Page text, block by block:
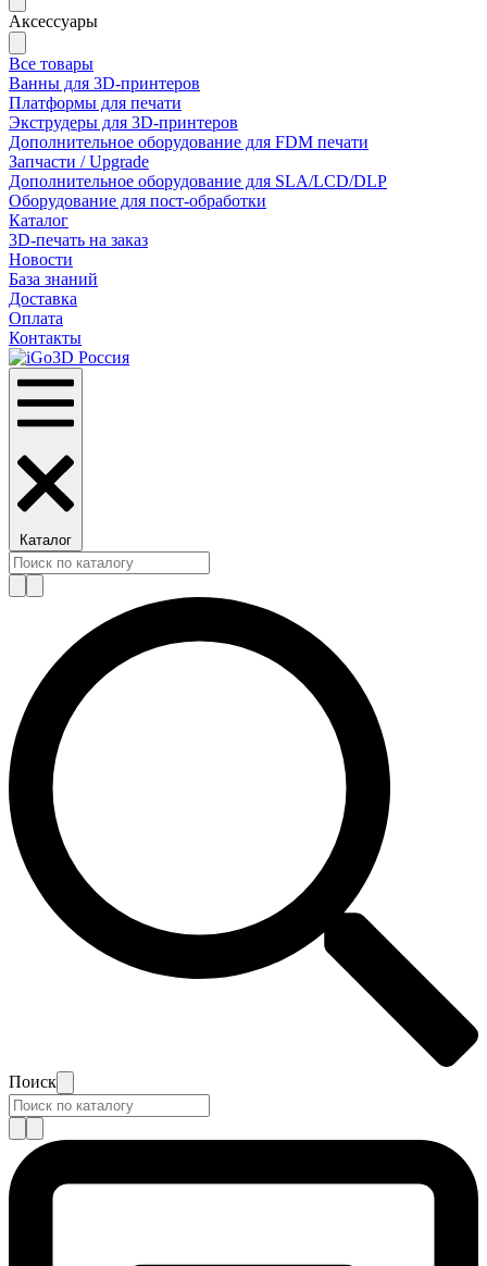
Аксессуары
Все товары
Ванны для 3D-принтеров
Платформы для печати
Экструдеры для 3D-принтеров
Дополнительное оборудование для FDM печати
Запчасти / Upgrade
Дополнительное оборудование для SLA/LCD/DLP
Оборудование для пост-обработки
Каталог
3D-печать на заказ
Новости
База знаний
Доставка
Оплата
Контакты
Каталог
Поиск